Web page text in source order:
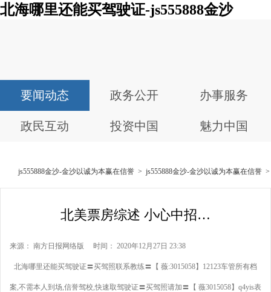
北海哪里还能买驾驶证-js555888金沙
要闻动态 政务公开 办事服务
政民互动 投资中国 魅力中国
js555888金沙-金沙以诚为本赢在信誉 > js555888金沙-金沙以诚为本赢在信誉
北美票房综述 小心中招…
来源： 南方日报网络版 时间： 2020年12月27日 23:38
北海哪里还能买驾驶证〓买驾照联系教练〓【 薇:3015058】12123车管所有档
案,不需本人到场,信誉驾校,快速取驾驶证〓买驾照请加〓【 薇3015058】q4yis表